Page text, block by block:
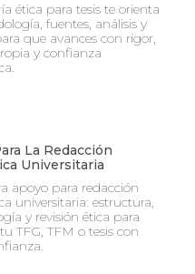
ética para tesis te orienta
fuentes, análisis y
que avances con rigor,
y confianza
La Redacción
Universitaria
apoyo para redacción
universitaria: estructura,
y revisión ética para
TFG, TFM o tesis con